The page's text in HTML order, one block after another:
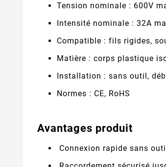
Tension nominale : 600V
Intensité nominale : 32A
Compatible : fils rigides,
Matière : corps plastique
Installation : sans outil,
Normes : CE, RoHS
Avantages produit
Connexion rapide sans outil